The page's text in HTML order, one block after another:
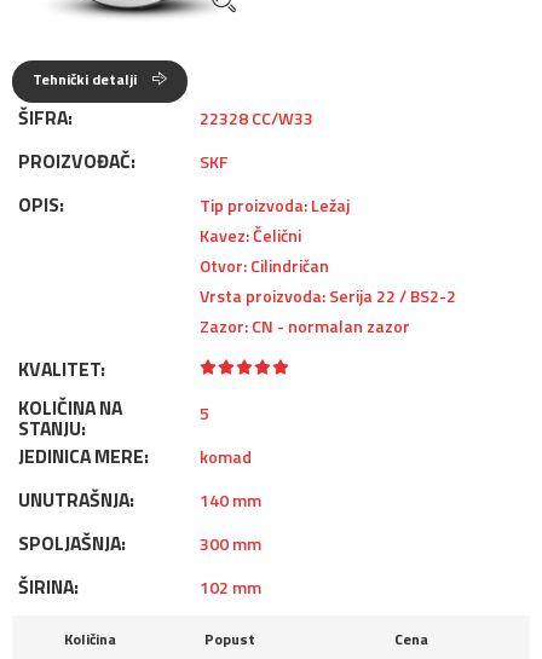
Tehnički detalji
ŠIFRA: 22328 CC/W33
PROIZVOĐAČ: SKF
OPIS:
Tip proizvoda: Ležaj
Kavez: Čelični
Otvor: Cilindričan
Vrsta proizvoda: Serija 22 / BS2-2
Zazor: CN - normalan zazor
KVALITET:
KOLIČINA NA
STANJU:
5
JEDINICA MERE: komad
UNUTRAŠNJA: 140 mm
SPOLJAŠNJA: 300 mm
ŠIRINA: 102 mm
Količina Popust Cena